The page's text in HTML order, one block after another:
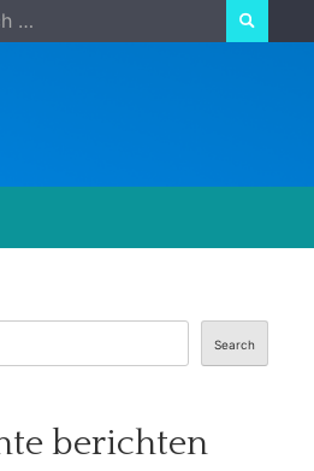
Search
berichten